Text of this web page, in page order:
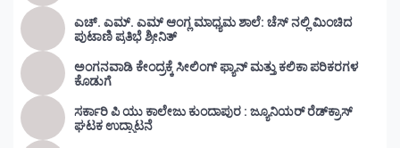
ಎಚ್. ಎಮ್. ಎಮ್ ಆಂಗ್ಲ ಮಾಧ್ಯಮ ಶಾಲೆ: ಚೆಸ್ ನಲ್ಲಿ ಮಿಂಚಿದ
ಪುಟಾಣಿ ಪ್ರತಿಭೆ ಶ್ರೀನಿತ್
ಅಂಗನವಾಡಿ ಕೇಂದ್ರಕ್ಕೆ ಸೀಲಿಂಗ್ ಫ್ಯಾನ್ ಮತ್ತು ಕಲಿಕಾ ಪರಿಕರಗಳ
ಕೊಡುಗೆ
ಸರ್ಕಾರಿ ಪಿ ಯು ಕಾಲೇಜು ಕುಂದಾಪುರ : ಜ್ಯೂನಿಯರ್‌ ರೆಡ್‌ಕ್ರಾಸ್‌
ಘಟಕ ಉದ್ಘಾಟನೆ